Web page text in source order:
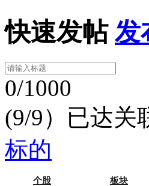
快速发帖 发
0/1000
(9/9）已达关
标的
个股 板块